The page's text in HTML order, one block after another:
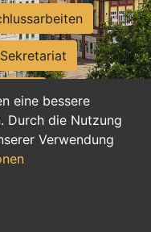
eine bessere
Durch die Nutzung
Verwendung